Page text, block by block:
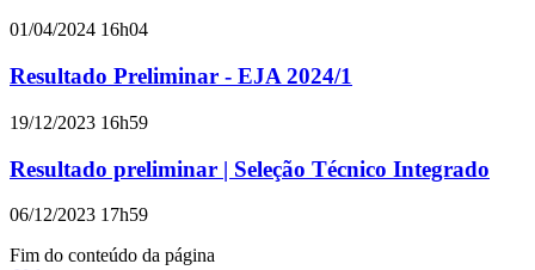
01/04/2024 16h04
Resultado Preliminar - EJA 2024/1
19/12/2023 16h59
Resultado preliminar | Seleção Técnico Integrado
06/12/2023 17h59
Fim do conteúdo da página